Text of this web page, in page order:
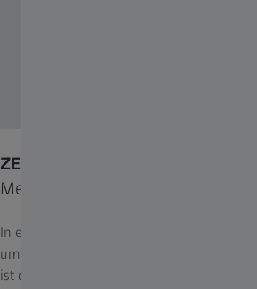
ZEISS Atlas 5
Meistern Sie multidimensionale
In einer probenzentrierten, korrelativen
umfangreiche multidimensionale und
ist die leistungsstarke und gleichzeitig